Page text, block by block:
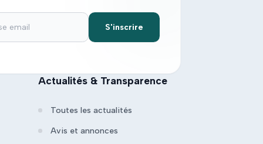
S'inscrire
Actualités & Transparence
Toutes les actualités
Avis et annonces